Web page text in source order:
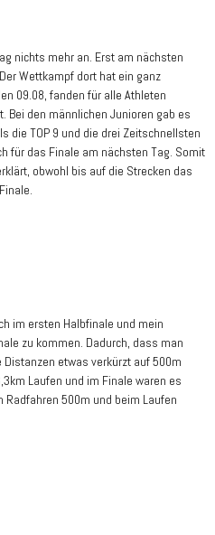
nichts mehr an. Erst am nächsten
Wettkampf dort hat ein ganz
09.08, fanden für alle Athleten
Bei den männlichen Junioren gab es
die TOP 9 und die drei Zeitschnellsten
für das Finale am nächsten Tag. Somit
obwohl bis auf die Strecken das
im ersten Halbfinale und mein
zu kommen. Dadurch, dass man
etwas verkürzt auf 500m
Laufen und im Finale waren es
Radfahren 500m und beim Laufen